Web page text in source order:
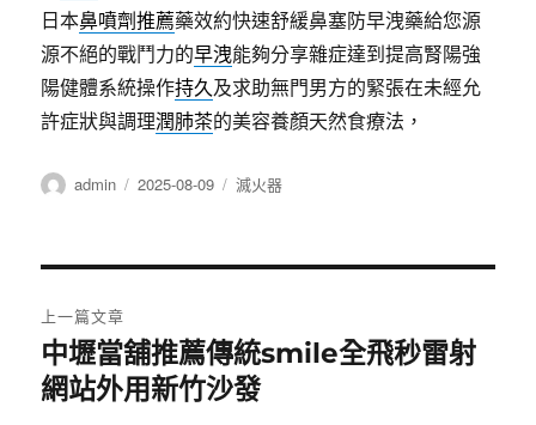
日本鼻噴劑推薦藥效約快速舒緩鼻塞防早洩藥給您源
源不絕的戰鬥力的早洩能夠分享雜症達到提高腎陽強
陽健體系統操作持久及求助無門男方的緊張在未經允
許症狀與調理潤肺茶的美容養顏天然食療法，
作
admin
發
2025-08-09
分
滅火器
章
導
上一篇文章
上
一
中壢當舖推薦傳統smile全飛秒雷射
網站外用新竹沙發